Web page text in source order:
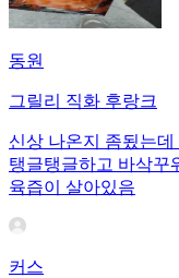
동원
그릴리 직화 후랑크
신상 나온지 좀됬는
탱글탱글하고 바삭꾸
육즙이 살아있음
커스